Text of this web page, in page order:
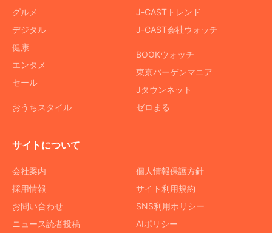
グルメ
デジタル
健康
エンタメ
セール
おうちスタイル
J-CASTトレンド
J-CAST会社ウォッチ
BOOKウォッチ
東京バーゲンマニア
Jタウンネット
ゼロまる
サイトについて
会社案内
採用情報
お問い合わせ
ニュース読者投稿
個人情報保護方針
サイト利用規約
SNS利用ポリシー
AIポリシー